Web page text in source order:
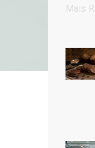
Mais